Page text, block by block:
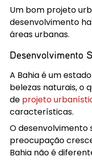
Um bom projeto
desenvolvimento
áreas urbanas.
Desenvolvimento
A Bahia é um
belezas naturais, o
de projeto
características.
O desenvolvimento
preocupação
Bahia não é